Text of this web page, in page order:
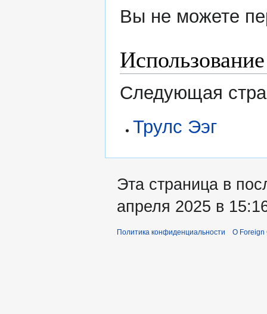
Вы не можете
Следующая
Трулс Ээг
Эта страница в
апреля 2025 в
Политика конфиденциальности О Foreign